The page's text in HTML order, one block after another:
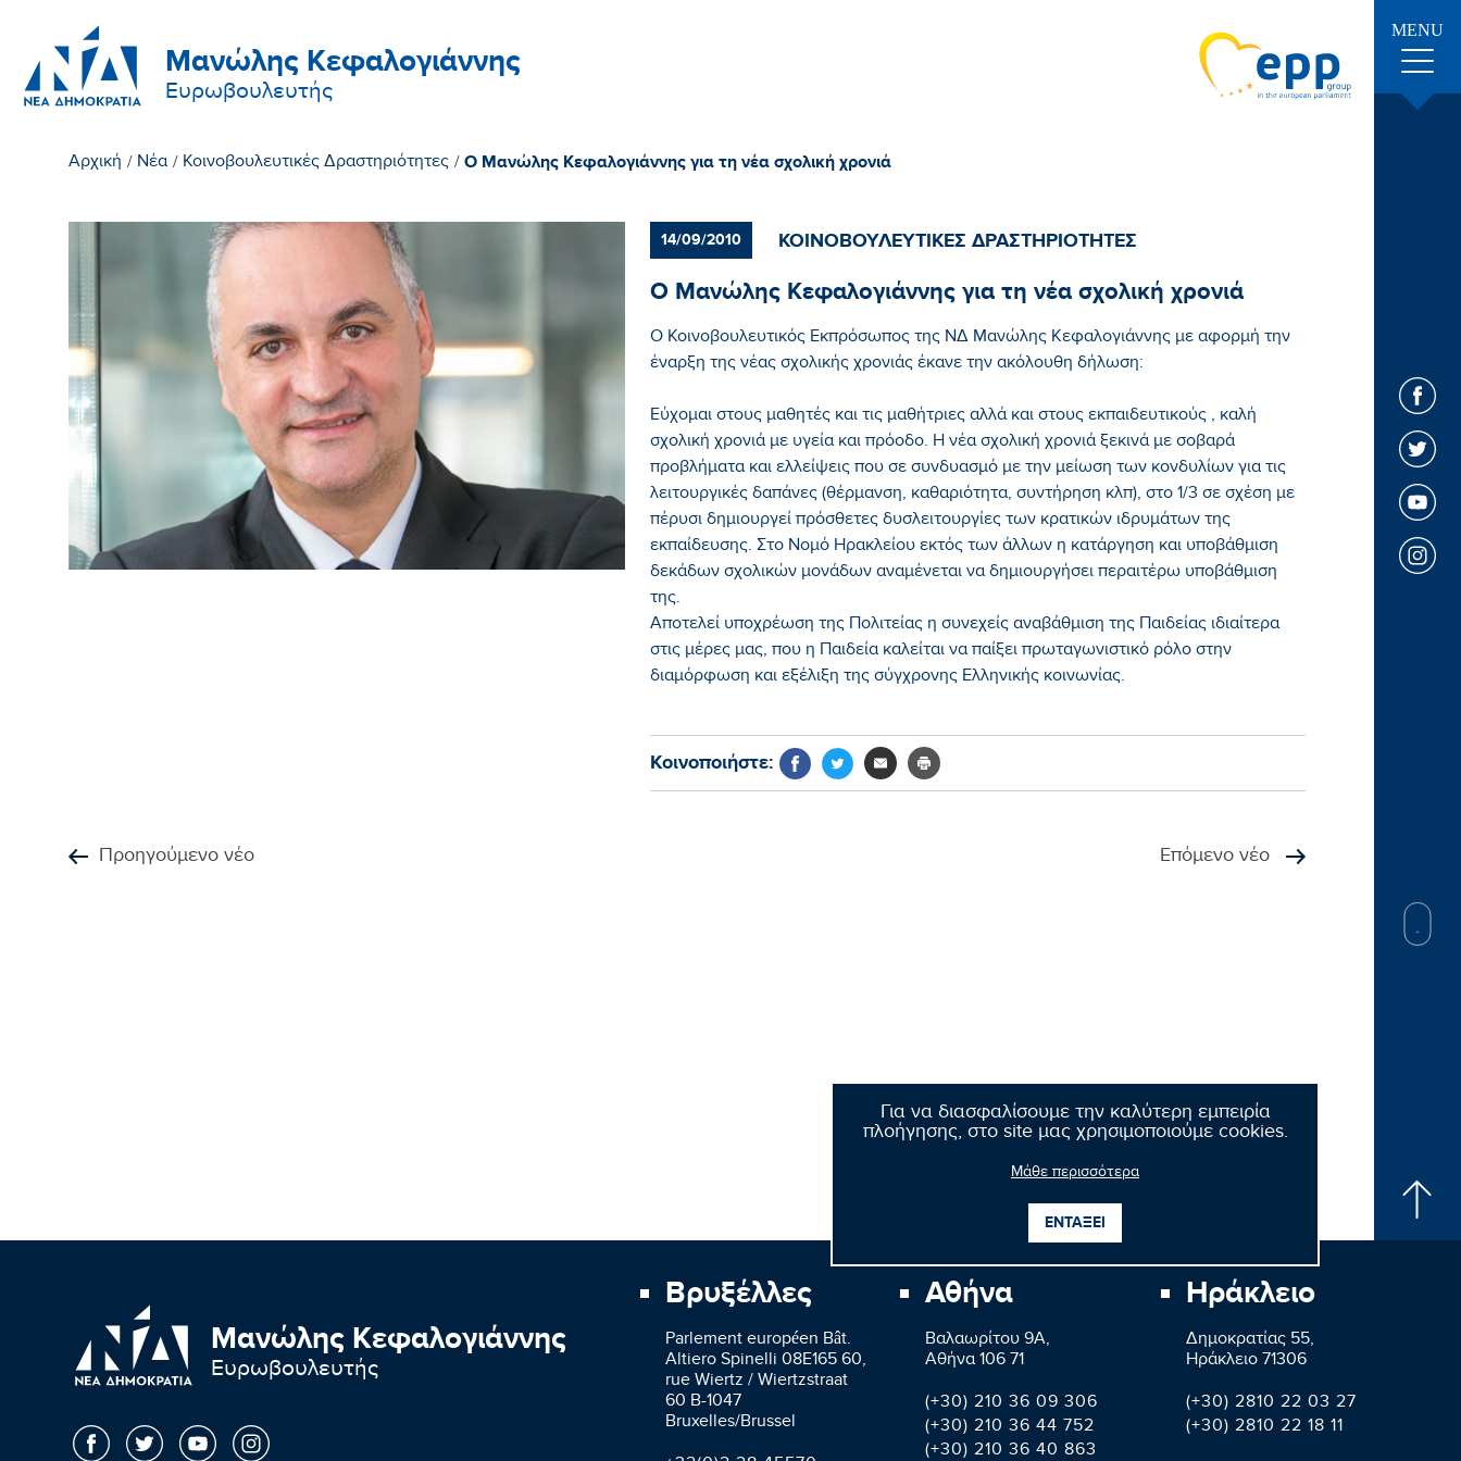
Μανώλης Κεφαλογιάννης
Ευρωβουλευτής
MENU
Για να διασφαλίσουμε την καλύτερη εμπειρία
πλοήγησης, στο site μας χρησιμοποιούμε cookies.
Μάθε περισσότερα
ΕΝΤΑΞΕΙ
Αρχική / Νέα / Κοινοβουλευτικές Δραστηριότητες / Ο Μανώλης Κεφαλογιάννης για τη νέα σχολική χρονιά
14/09/2010 ΚΟΙΝΟΒΟΥΛΕΥΤΙΚΕΣ ΔΡΑΣΤΗΡΙΟΤΗΤΕΣ
Ο Μανώλης Κεφαλογιάννης για τη νέα σχολική χρονιά
Ο Κοινοβουλευτικός Εκπρόσωπος της ΝΔ Μανώλης Κεφαλογιάννης με αφορμή την
έναρξη της νέας σχολικής χρονιάς έκανε την ακόλουθη δήλωση:
Εύχομαι στους μαθητές και τις μαθήτριες αλλά και στους εκπαιδευτικούς , καλή
σχολική χρονιά με υγεία και πρόοδο. Η νέα σχολική χρονιά ξεκινά με σοβαρά
προβλήματα και ελλείψεις που σε συνδυασμό με την μείωση των κονδυλίων για τις
λειτουργικές δαπάνες (θέρμανση, καθαριότητα, συντήρηση κλπ), στο 1/3 σε σχέση με
πέρυσι δημιουργεί πρόσθετες δυσλειτουργίες των κρατικών ιδρυμάτων της
εκπαίδευσης. Στο Νομό Ηρακλείου εκτός των άλλων η κατάργηση και υποβάθμιση
δεκάδων σχολικών μονάδων αναμένεται να δημιουργήσει περαιτέρω υποβάθμιση
της.
Αποτελεί υποχρέωση της Πολιτείας η συνεχείς αναβάθμιση της Παιδείας ιδιαίτερα
στις μέρες μας, που η Παιδεία καλείται να παίξει πρωταγωνιστικό ρόλο στην
διαμόρφωση και εξέλιξη της σύγχρονης Ελληνικής κοινωνίας.
Κοινοποιήστε:
Προηγούμενο νέο Επόμενο νέο
Μανώλης Κεφαλογιάννης
Ευρωβουλευτής
Βρυξέλλες
Parlement européen Bât.
Altiero Spinelli 08E165 60,
rue Wiertz / Wiertzstraat
60 B-1047
Bruxelles/Brussel
Αθήνα
Βαλαωρίτου 9A,
Aθήνα 106 71
(+30) 210 36 09 306
(+30) 210 36 44 752
(+30) 210 36 40 863
Ηράκλειο
Δημοκρατίας 55,
Ηράκλειο 71306
(+30) 2810 22 03 27
(+30) 2810 22 18 11